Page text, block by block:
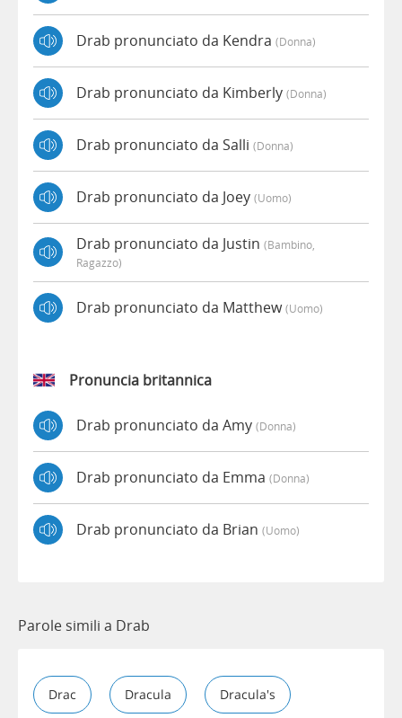
Drab pronunciato da Kendra (donna)
Drab pronunciato da Kimberly (donna)
Drab pronunciato da Salli (donna)
Drab pronunciato da Joey (uomo)
Drab pronunciato da Justin (bambino,
Ragazzo)
Drab pronunciato da Matthew(uomo)
Pronuncia britannica
Drab pronunciato da Amy (donna)
Drab pronunciato da Emma (donna)
Drab pronunciato da Brian (uomo)
Parole simili a Drab
Drac Dracula Dracula's